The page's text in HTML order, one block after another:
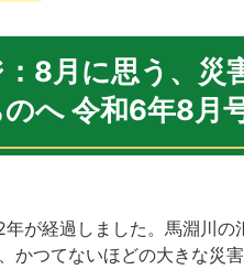
8月に思う、災
へ 令和6年8月
が経過しました。馬淵川の
かつてないほどの大きな災害